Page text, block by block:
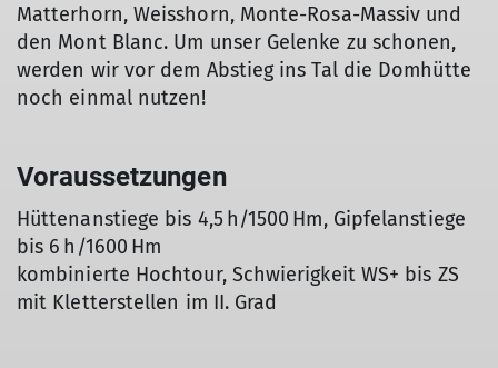
Matterhorn, Weisshorn, Monte-Rosa-Massiv und
den Mont Blanc. Um unser Gelenke zu schonen,
werden wir vor dem Abstieg ins Tal die Domhütte
noch einmal nutzen!
Voraussetzungen
Hüttenanstiege bis 4,5 h/1500 Hm, Gipfelanstiege
bis 6 h/1600 Hm
kombinierte Hochtour, Schwierigkeit WS+ bis ZS
mit Kletterstellen im II. Grad